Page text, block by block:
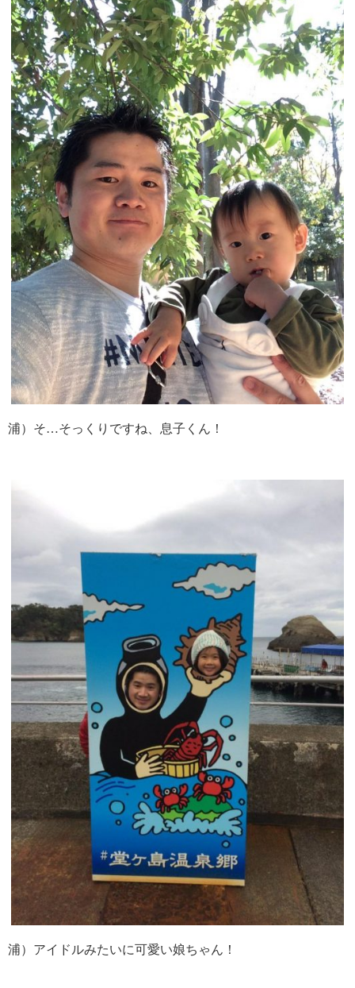
浦）そ…そっくりですね、息子くん！
浦）アイドルみたいに可愛い娘ちゃん！